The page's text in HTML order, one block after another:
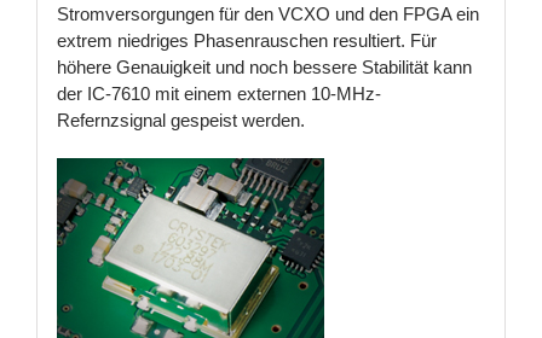
Stromversorgungen für den VCXO und den FPGA ein
extrem niedriges Phasenrauschen resultiert. Für
höhere Genauigkeit und noch bessere Stabilität kann
der IC-7610 mit einem externen 10-MHz-
Refernzsignal gespeist werden.